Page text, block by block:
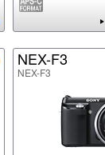
NEX-F3
NEX-F3